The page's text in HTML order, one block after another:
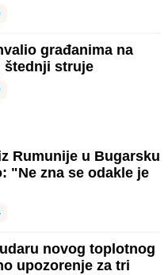
građanima na
struje
Rumunije u Bugarsku
"Ne zna se odakle je
novog toplotnog
upozorenje za tri